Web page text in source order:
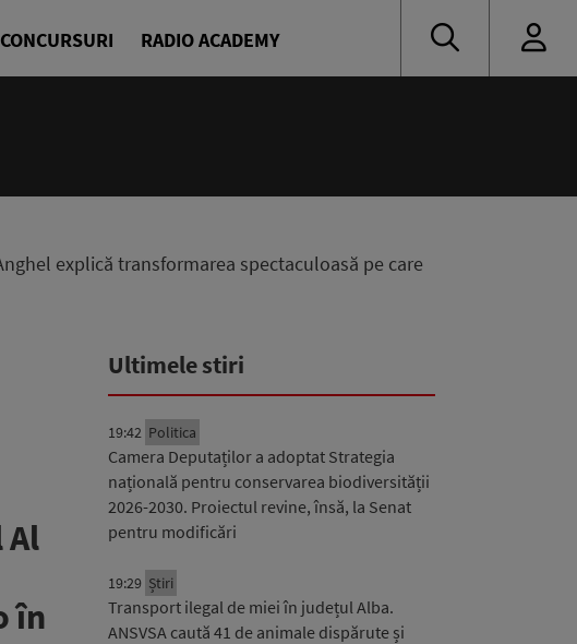
CONCURSURI RADIO ACADEMY
explică transformarea spectaculoasă pe care
Al
în
Ultimele stiri
19:42 Politica
Camera Deputaților a adoptat Strategia
națională pentru conservarea biodiversității
2026-2030. Proiectul revine, însă, la Senat
pentru modificări
19:29 Știri
Transport ilegal de miei în județul Alba.
ANSVSA caută 41 de animale dispărute și